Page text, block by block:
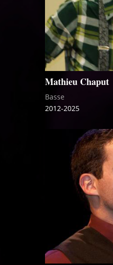
Mathieu Chaput
Basse
2012-2025